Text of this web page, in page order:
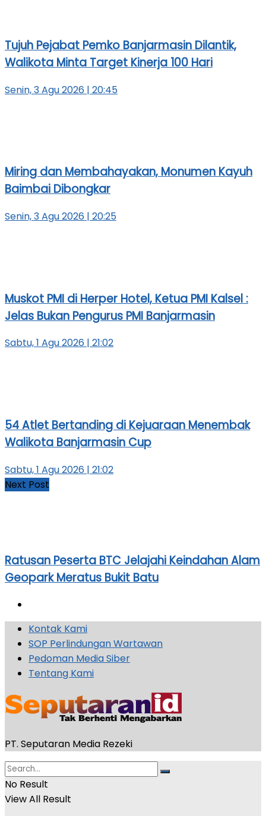
Tujuh Pejabat Pemko Banjarmasin Dilantik,
Walikota Minta Target Kinerja 100 Hari
Senin, 3 Agu 2026 | 20:45
Miring dan Membahayakan, Monumen Kayuh
Baimbai Dibongkar
Senin, 3 Agu 2026 | 20:25
Muskot PMI di Herper Hotel, Ketua PMI Kalsel :
Jelas Bukan Pengurus PMI Banjarmasin
Sabtu, 1 Agu 2026 | 21:02
54 Atlet Bertanding di Kejuaraan Menembak
Walikota Banjarmasin Cup
Sabtu, 1 Agu 2026 | 21:02
Next Post
Ratusan Peserta BTC Jelajahi Keindahan Alam
Geopark Meratus Bukit Batu
Kontak Kami
SOP Perlindungan Wartawan
Pedoman Media Siber
Tentang Kami
PT. Seputaran Media Rezeki
No Result
View All Result